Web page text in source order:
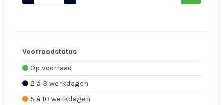
Voorraadstatus
Op voorraad
2 á 3 werkdagen
5 á 10 werkdagen